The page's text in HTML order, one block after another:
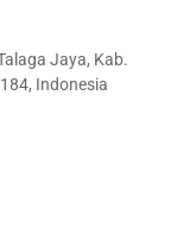
Jaya, Kab.
Indonesia